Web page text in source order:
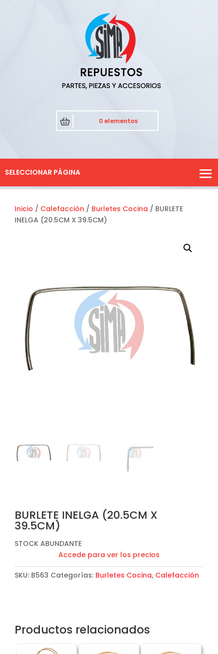
0 elementos
SELECCIONAR PÁGINA
Inicio / Calefacción / Burletes Cocina / BURLETE
INELGA (20.5CM X 39.5CM)
BURLETE INELGA (20.5CM X
39.5CM)
STOCK ABUNDANTE
Accede para ver los precios
SKU: B563 Categorías: Burletes Cocina, Calefacción
Productos relacionados